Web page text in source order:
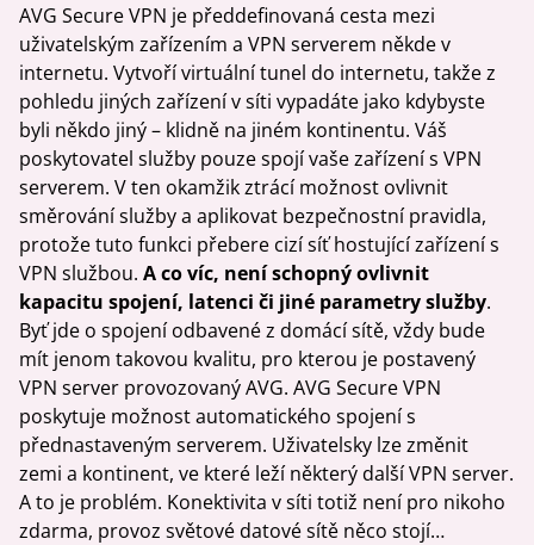
AVG Secure VPN je předdefinovaná cesta mezi
uživatelským zařízením a VPN serverem někde v
internetu. Vytvoří virtuální tunel do internetu, takže z
pohledu jiných zařízení v síti vypadáte jako kdybyste
byli někdo jiný – klidně na jiném kontinentu. Váš
poskytovatel služby pouze spojí vaše zařízení s VPN
serverem. V ten okamžik ztrácí možnost ovlivnit
směrování služby a aplikovat bezpečnostní pravidla,
protože tuto funkci přebere cizí síť hostující zařízení s
VPN službou. A co víc, není schopný ovlivnit
kapacitu spojení, latenci či jiné parametry služby.
Byť jde o spojení odbavené z domácí sítě, vždy bude
mít jenom takovou kvalitu, pro kterou je postavený
VPN server provozovaný AVG. AVG Secure VPN
poskytuje možnost automatického spojení s
přednastaveným serverem. Uživatelsky lze změnit
zemi a kontinent, ve které leží některý další VPN server.
A to je problém. Konektivita v síti totiž není pro nikoho
zdarma, provoz světové datové sítě něco stojí…